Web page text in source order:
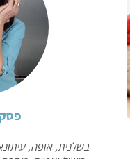
בשלנית, אופה,